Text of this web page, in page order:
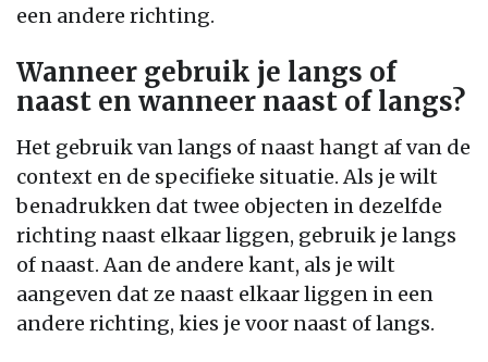
een andere richting.
Wanneer gebruik je langs of
naast en wanneer naast of langs?
Het gebruik van langs of naast hangt af van de
context en de specifieke situatie. Als je wilt
benadrukken dat twee objecten in dezelfde
richting naast elkaar liggen, gebruik je langs
of naast. Aan de andere kant, als je wilt
aangeven dat ze naast elkaar liggen in een
andere richting, kies je voor naast of langs.